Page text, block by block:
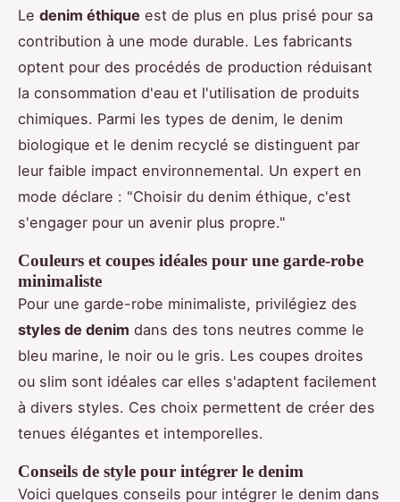
Le denim éthique est de plus en plus prisé pour sa
contribution à une mode durable. Les fabricants
optent pour des procédés de production réduisant
la consommation d'eau et l'utilisation de produits
chimiques. Parmi les types de denim, le denim
biologique et le denim recyclé se distinguent par
leur faible impact environnemental. Un expert en
mode déclare : "Choisir du denim éthique, c'est
s'engager pour un avenir plus propre."
Couleurs et coupes idéales pour une garde-robe
minimaliste
Pour une garde-robe minimaliste, privilégiez des
styles de denim dans des tons neutres comme le
bleu marine, le noir ou le gris. Les coupes droites
ou slim sont idéales car elles s'adaptent facilement
à divers styles. Ces choix permettent de créer des
tenues élégantes et intemporelles.
Conseils de style pour intégrer le denim
Voici quelques conseils pour intégrer le denim dans